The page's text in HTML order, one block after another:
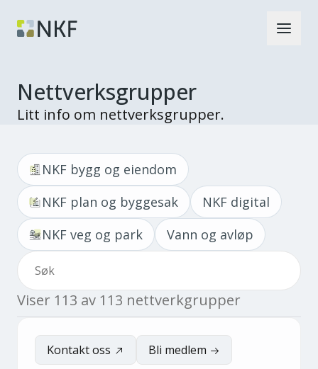
Nettverksgrupper
Litt info om nettverksgrupper.
NKF bygg og eiendom
NKF plan og byggesak
NKF digital
NKF veg og park
Vann og avløp
Viser 113 av 113 nettverkgrupper
Kontakt oss
Bli medlem